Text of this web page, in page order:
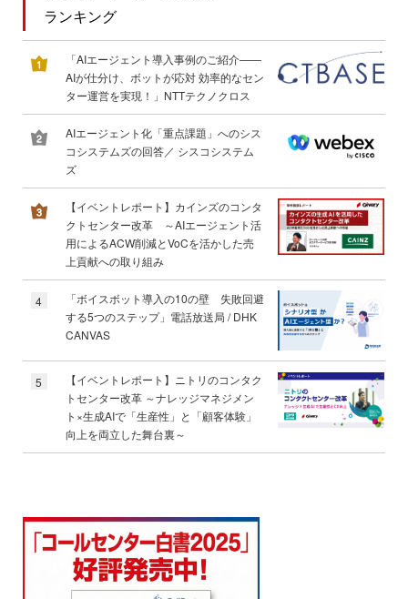
ランキング
「AIエージェント導入事例のご紹介――
AIが仕分け、ボットが応対 効率的なセン
ター運営を実現！」NTTテクノクロス
AIエージェント化「重点課題」へのシス
コシステムズの回答／ シスコシステム
ズ
【イベントレポート】カインズのコンタ
クトセンター改革 ～AIエージェント活
用によるACW削減とVoCを活かした売
上貢献への取り組み
4
「ボイスボット導入の10の壁 失敗回避
する5つのステップ」電話放送局 / DHK
CANVAS
5
【イベントレポート】ニトリのコンタク
トセンター改革 ～ナレッジマネジメン
ト×生成AIで「生産性」と「顧客体験」
向上を両立した舞台裏～